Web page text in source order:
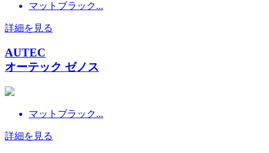
マットブラック...
詳細を見る
AUTEC
オーテック ゼノス
マットブラック...
詳細を見る